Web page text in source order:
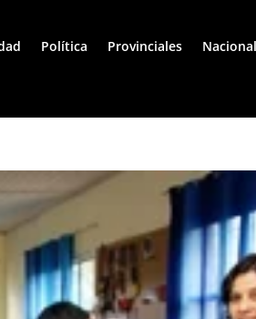
Política Provinciales